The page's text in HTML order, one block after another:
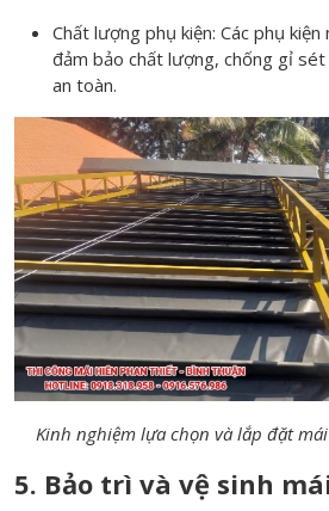
Chất lượng phụ kiện: Các phụ
đảm bảo chất lượng, chống gỉ
an toàn.
Kinh nghiệm lựa chọn và lắp đặt
5. Bảo trì và vệ sinh